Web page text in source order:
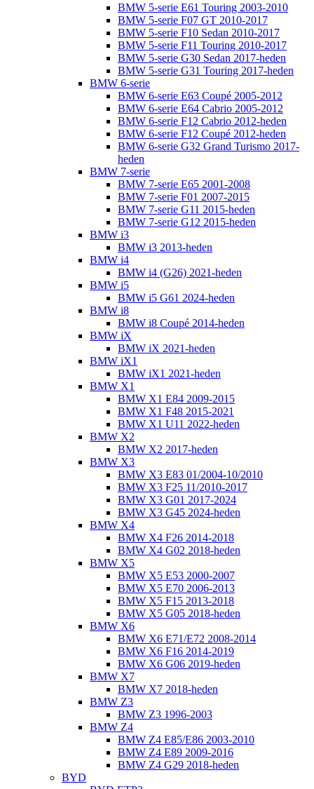
BMW 5-serie E61 Touring 2003-2010
BMW 5-serie F07 GT 2010-2017
BMW 5-serie F10 Sedan 2010-2017
BMW 5-serie F11 Touring 2010-2017
BMW 5-serie G30 Sedan 2017-heden
BMW 5-serie G31 Touring 2017-heden
BMW 6-serie
BMW 6-serie E63 Coupé 2005-2012
BMW 6-serie E64 Cabrio 2005-2012
BMW 6-serie F12 Cabrio 2012-heden
BMW 6-serie F12 Coupé 2012-heden
BMW 6-serie G32 Grand Turismo 2017-
heden
BMW 7-serie
BMW 7-serie E65 2001-2008
BMW 7-serie F01 2007-2015
BMW 7-serie G11 2015-heden
BMW 7-serie G12 2015-heden
BMW i3
BMW i3 2013-heden
BMW i4
BMW i4 (G26) 2021-heden
BMW i5
BMW i5 G61 2024-heden
BMW i8
BMW i8 Coupé 2014-heden
BMW iX
BMW iX 2021-heden
BMW iX1
BMW iX1 2021-heden
BMW X1
BMW X1 E84 2009-2015
BMW X1 F48 2015-2021
BMW X1 U11 2022-heden
BMW X2
BMW X2 2017-heden
BMW X3
BMW X3 E83 01/2004-10/2010
BMW X3 F25 11/2010-2017
BMW X3 G01 2017-2024
BMW X3 G45 2024-heden
BMW X4
BMW X4 F26 2014-2018
BMW X4 G02 2018-heden
BMW X5
BMW X5 E53 2000-2007
BMW X5 E70 2006-2013
BMW X5 F15 2013-2018
BMW X5 G05 2018-heden
BMW X6
BMW X6 E71/E72 2008-2014
BMW X6 F16 2014-2019
BMW X6 G06 2019-heden
BMW X7
BMW X7 2018-heden
BMW Z3
BMW Z3 1996-2003
BMW Z4
BMW Z4 E85/E86 2003-2010
BMW Z4 E89 2009-2016
BMW Z4 G29 2018-heden
BYD